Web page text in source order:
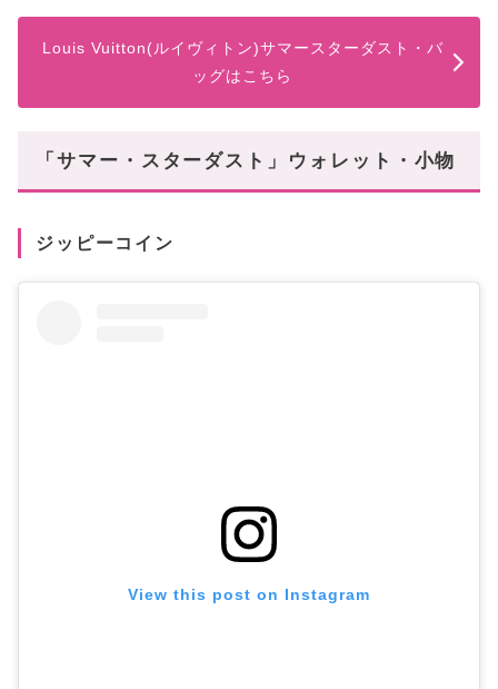
Louis Vuitton(ルイヴィトン)サマースターダスト・バ
ッグはこちら
「サマー・スターダスト」ウォレット・小物
ジッピーコイン
View this post on Instagram